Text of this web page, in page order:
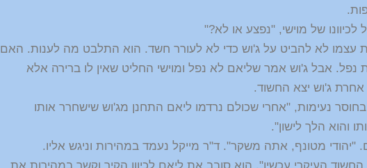
לכיוונו של מוישי, "נפצע או לא?"
עצמו לא להביט על ג'וש כדי לא לעורר חשד. הוא התלבט מה לענות. האם
אבל ג'וש אמר שליאם לא נפל ומוישי החליט שאין לו ברירה אלא
ג'וש יצא החשוד.
נעימות, "אחרי שכולם נרדמו ליאם התחנן מג'וש שישחרר אותו
והוא הלך לישון".
מטונף, אתה משקר". ד"ר מייקל נעמד במהירות וניגש אליו.